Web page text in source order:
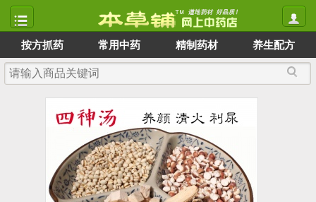
按方抓药 常用中药 精制药材 养生配方